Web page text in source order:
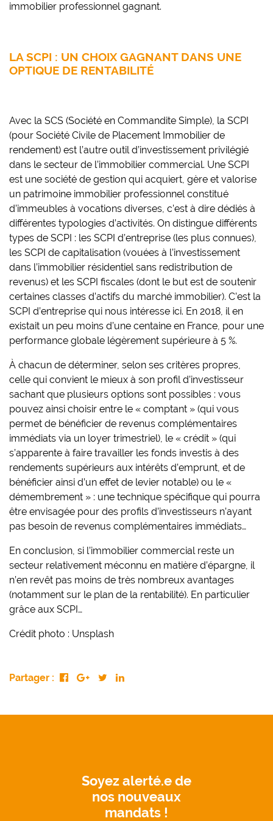
immobilier professionnel gagnant.
LA SCPI : UN CHOIX GAGNANT DANS UNE
OPTIQUE DE RENTABILITÉ
Avec la SCS (Société en Commandite Simple), la SCPI
(pour Société Civile de Placement Immobilier de
rendement) est l’autre outil d’investissement privilégié
dans le secteur de l’immobilier commercial. Une SCPI
est une société de gestion qui acquiert, gère et valorise
un patrimoine immobilier professionnel constitué
d’immeubles à vocations diverses, c’est à dire dédiés à
différentes typologies d’activités. On distingue différents
types de SCPI : les SCPI d’entreprise (les plus connues),
les SCPI de capitalisation (vouées à l’investissement
dans l’immobilier résidentiel sans redistribution de
revenus) et les SCPI fiscales (dont le but est de soutenir
certaines classes d’actifs du marché immobilier). C’est la
SCPI d’entreprise qui nous intéresse ici. En 2018, il en
existait un peu moins d’une centaine en France, pour une
performance globale légèrement supérieure à 5 %.
À chacun de déterminer, selon ses critères propres,
celle qui convient le mieux à son profil d’investisseur
sachant que plusieurs options sont possibles : vous
pouvez ainsi choisir entre le « comptant » (qui vous
permet de bénéficier de revenus complémentaires
immédiats via un loyer trimestriel), le « crédit » (qui
s’apparente à faire travailler les fonds investis à des
rendements supérieurs aux intérêts d’emprunt, et de
bénéficier ainsi d’un effet de levier notable) ou le «
démembrement » : une technique spécifique qui pourra
être envisagée pour des profils d’investisseurs n’ayant
pas besoin de revenus complémentaires immédiats…
En conclusion, si l’immobilier commercial reste un
secteur relativement méconnu en matière d’épargne, il
n’en revêt pas moins de très nombreux avantages
(notamment sur le plan de la rentabilité). En particulier
grâce aux SCPI…
Crédit photo : Unsplash
Partager :
Soyez alerté.e de
nos nouveaux
mandats !